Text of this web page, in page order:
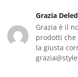
Grazia
Grazia è il
prodotti che
la giusta